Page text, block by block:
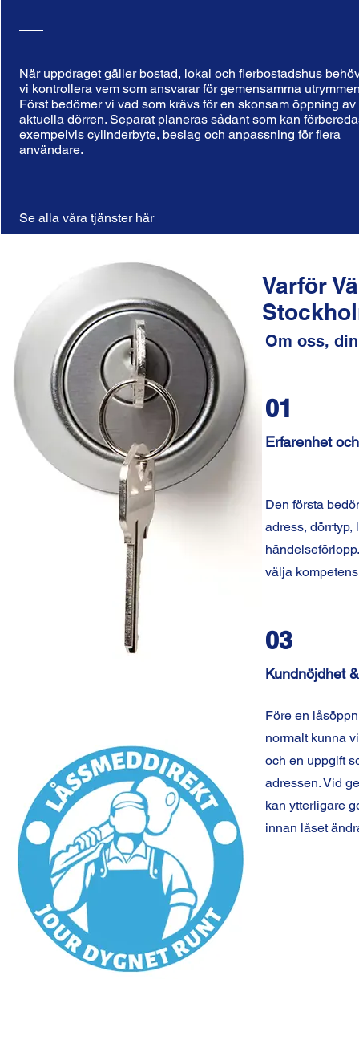
När uppdraget gäller bostad, lokal och flerbostadshus
vi kontrollera vem som ansvarar för gemensamma
Först bedömer vi vad som krävs för en skonsam öppning
aktuella dörren. Separat planeras sådant som kan
exempelvis cylinderbyte, beslag och anpassning för flera
användare.
Se alla våra tjänster här
Varför
Om oss,
01
Erfarenhet
Den första
adress, dörrtyp,
välja
03
Kundnöjdhet
Före en
normalt kunna
och en uppgift
adressen. Vid
kan ytterligare
innan låset